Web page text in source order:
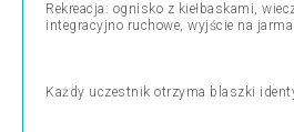
Rekreacja: ognisko z kiełbaskami,
integracyjno ruchowe, wyjście na
Każdy uczestnik otrzyma blaszki